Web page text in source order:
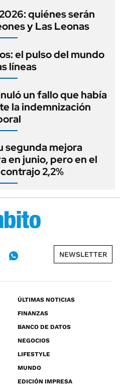
quiénes serán
y Las Leonas
el pulso del mundo
líneas
un fallo que había
la indemnización
segunda mejora
en junio, pero en el
2,2%
NEWSLETTER
ÚLTIMAS NOTICIAS
FINANZAS
BANCO DE DATOS
NEGOCIOS
LIFESTYLE
MUNDO
EDICIÓN IMPRESA